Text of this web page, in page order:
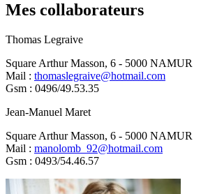
Mes collaborateurs
Thomas Legraive
Square Arthur Masson, 6 - 5000 NAMUR
Mail : thomaslegraive@hotmail.com
Gsm : 0496/49.53.35
Jean-Manuel Maret
Square Arthur Masson, 6 - 5000 NAMUR
Mail : manolomb_92@hotmail.com
Gsm : 0493/54.46.57